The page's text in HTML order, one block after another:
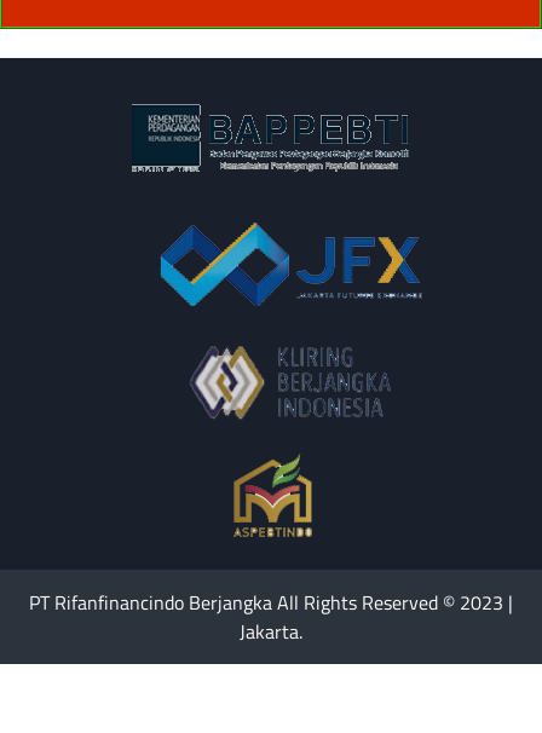
PT Rifanfinancindo Berjangka All Rights Reserved © 2023 |
Jakarta.